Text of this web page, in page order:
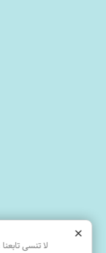
×
لا تنسى